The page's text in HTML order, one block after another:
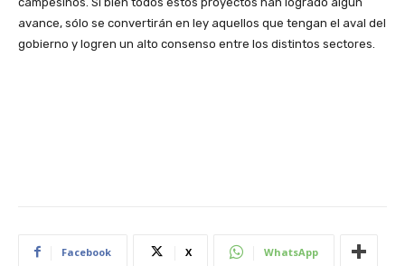
avance, sólo se convertirán en ley aquellos que tengan el aval del
gobierno y logren un alto consenso entre los distintos sectores.
Facebook X WhatsApp